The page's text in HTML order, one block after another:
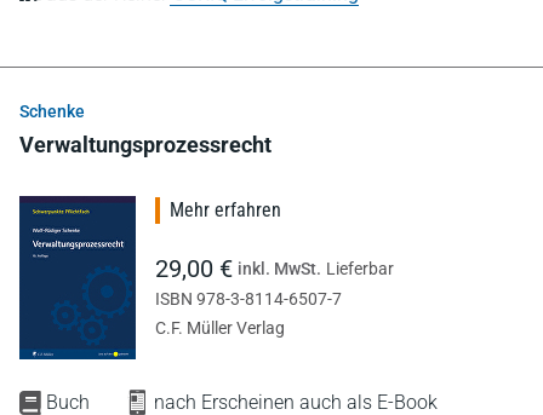
Schenke
Verwaltungsprozessrecht
Buch
nach Erscheinen auch als E-Book
Mehr erfahren
29,00 € inkl. MwSt. Lieferbar
ISBN 978-3-8114-6507-7
C.F. Müller Verlag